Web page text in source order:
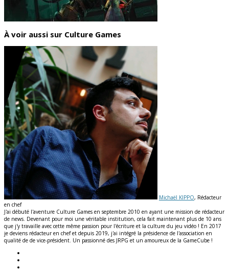
À voir aussi sur Culture Games
Michaël KIPPO, Rédacteur
en chef
J'ai débuté l'aventure Culture Games en septembre 2010 en ayant une mission de rédacteur
de news. Devenant pour moi une véritable institution, cela fait maintenant plus de 10 ans
que j'y travaille avec cette même passion pour l'écriture et la culture du jeu vidéo ! En 2017
je deviens rédacteur en chef et depuis 2019, j'ai intégré la présidence de l'association en
qualité de de vice-président. Un passionné des JRPG et un amoureux de la GameCube !